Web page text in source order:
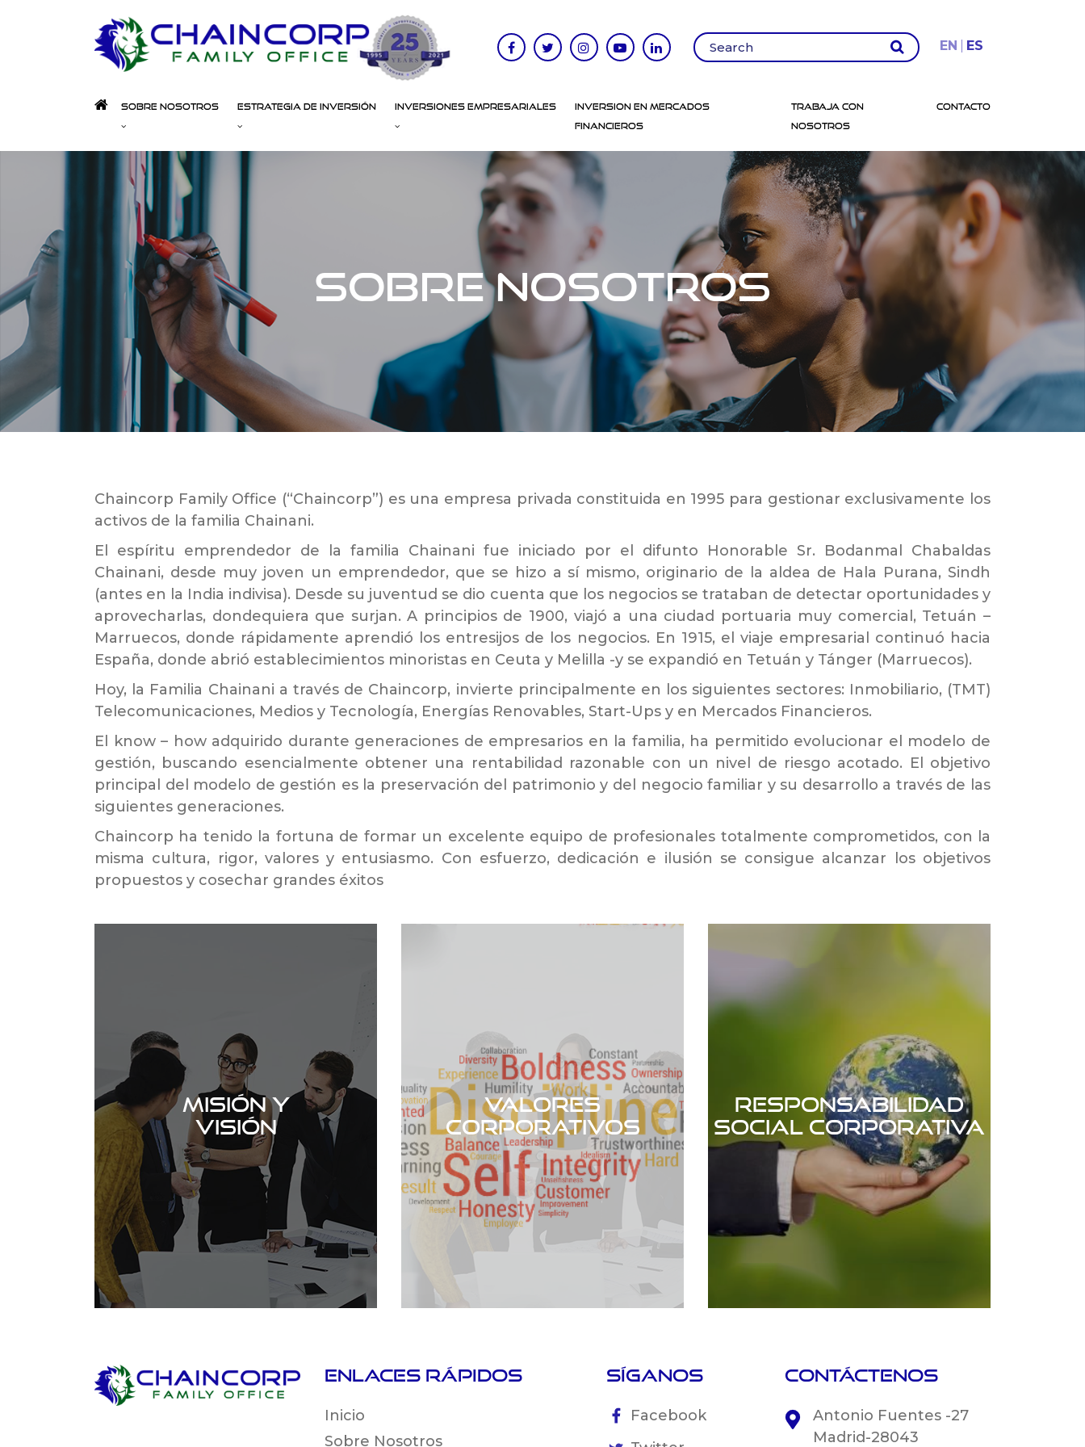
EN ES
Sobre Nosotros Estrategia de Inversión Inversiones Empresariales
Inversion en Mercados
Financieros
Trabaja con
Nosotros
Contacto
Sobre Nosotros
Chaincorp Family Office (“Chaincorp”) es una empresa privada constituida en 1995 para gestionar exclusivamente los
activos de la familia Chainani.
El espíritu emprendedor de la familia Chainani fue iniciado por el difunto Honorable Sr. Bodanmal Chabaldas
Chainani, desde muy joven un emprendedor, que se hizo a sí mismo, originario de la aldea de Hala Purana, Sindh
(antes en la India indivisa). Desde su juventud se dio cuenta que los negocios se trataban de detectar oportunidades y
aprovecharlas, dondequiera que surjan. A principios de 1900, viajó a una ciudad portuaria muy comercial, Tetuán –
Marruecos, donde rápidamente aprendió los entresijos de los negocios. En 1915, el viaje empresarial continuó hacia
España, donde abrió establecimientos minoristas en Ceuta y Melilla -y se expandió en Tetuán y Tánger (Marruecos).
Hoy, la Familia Chainani a través de Chaincorp, invierte principalmente en los siguientes sectores: Inmobiliario, (TMT)
Telecomunicaciones, Medios y Tecnología, Energías Renovables, Start-Ups y en Mercados Financieros.
El know – how adquirido durante generaciones de empresarios en la familia, ha permitido evolucionar el modelo de
gestión, buscando esencialmente obtener una rentabilidad razonable con un nivel de riesgo acotado. El objetivo
principal del modelo de gestión es la preservación del patrimonio y del negocio familiar y su desarrollo a través de las
siguientes generaciones.
Chaincorp ha tenido la fortuna de formar un excelente equipo de profesionales totalmente comprometidos, con la
misma cultura, rigor, valores y entusiasmo. Con esfuerzo, dedicación e ilusión se consigue alcanzar los objetivos
propuestos y cosechar grandes éxitos
Misión y
Visión
Valores
Corporativos
Responsabilidad
Social Corporativa
Enlaces rápidos
Inicio
Sobre Nosotros
Síganos
Facebook
Contáctenos
Antonio Fuentes -27
Madrid-28043